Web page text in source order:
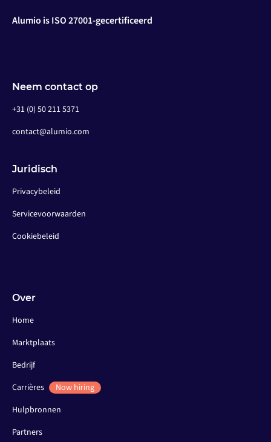
Alumio is ISO 27001-gecertificeerd
Neem contact op
+31 (0) 50 211 5371
contact@alumio.com
Juridisch
Privacybeleid
Servicevoorwaarden
Cookiebeleid
Over
Home
Marktplaats
Bedrijf
Carrières
Now hiring
Hulpbronnen
Partners